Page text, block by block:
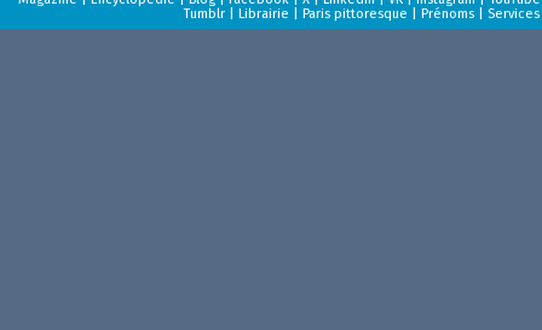
Tumblr |Librairie |Paris pittoresque |Prénoms Services